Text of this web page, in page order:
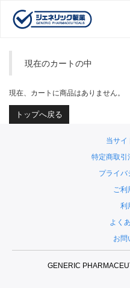
現在のカートの中
現在、カートに商品はありません。
トップへ戻る
当サイ
特定商取引
プライバ
ご利
利
よく
お問
GENERIC